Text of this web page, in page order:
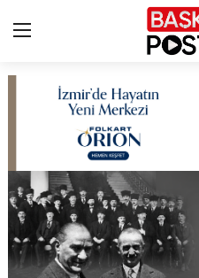
Çerez Politikası
Künye
Ankara